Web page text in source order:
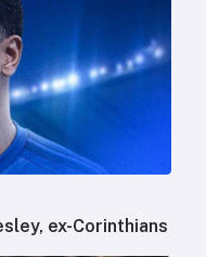
ex-Corinthians